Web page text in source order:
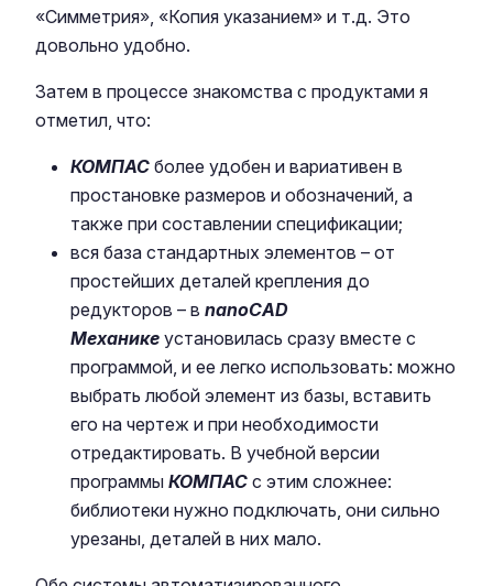
«Симметрия», «Копия указанием» и т.д. Это
довольно удобно.
Затем в процессе знакомства с продуктами я
отметил, что:
КОМПАС более удобен и вариативен в
простановке размеров и обозначений, а
также при составлении спецификации;
вся база стандартных элементов – от
простейших деталей крепления до
редукторов – в nanoCAD
Механике установилась сразу вместе с
программой, и ее легко использовать: можно
выбрать любой элемент из базы, вставить
его на чертеж и при необходимости
отредактировать. В учебной версии
программы КОМПАС с этим сложнее:
библиотеки нужно подключать, они сильно
урезаны, деталей в них мало.